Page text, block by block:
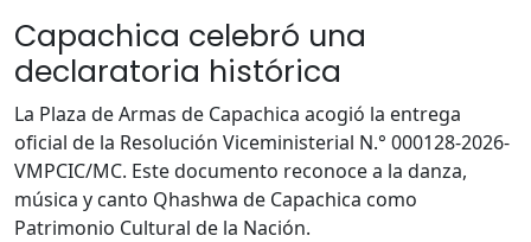
Capachica celebró una
declaratoria histórica
La Plaza de Armas de Capachica acogió la entrega
oficial de la Resolución Viceministerial N.° 000128-2026-
VMPCIC/MC. Este documento reconoce a la danza,
música y canto Qhashwa de Capachica como
Patrimonio Cultural de la Nación.